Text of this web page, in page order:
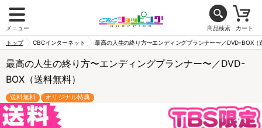
メニュー 商品検索 カート
トップ CBCインターネット 最高の人生の終り方〜エンディングプランナー〜／DVD-BOX（
最高の人生の終り方〜エンディングプランナー〜／DVD-
BOX（送料無料）
送料無料 オリジナル特典